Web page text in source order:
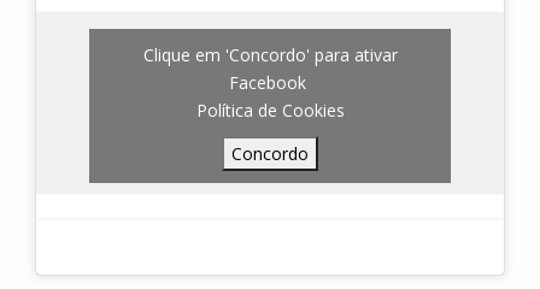
Clique em 'Concordo' para ativar
Facebook
Política de Cookies
Concordo